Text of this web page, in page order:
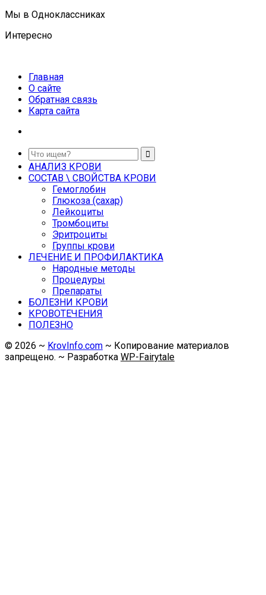
Мы в Одноклассниках
Интересно
Главная
О сайте
Обратная связь
Карта сайта
АНАЛИЗ КРОВИ
СОСТАВ \ СВОЙСТВА КРОВИ
Гемоглобин
Глюкоза (сахар)
Лейкоциты
Тромбоциты
Эритроциты
Группы крови
ЛЕЧЕНИЕ И ПРОФИЛАКТИКА
Народные методы
Процедуры
Препараты
БОЛЕЗНИ КРОВИ
КРОВОТЕЧЕНИЯ
ПОЛЕЗНО
© 2026 ~ KrovInfo.com ~ Копирование материалов
запрещено. ~ Разработка WP-Fairytale